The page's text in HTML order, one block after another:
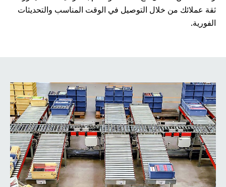
ثقة عملائك من خلال التوصيل في الوقت المناسب والتحديثات
الفورية.